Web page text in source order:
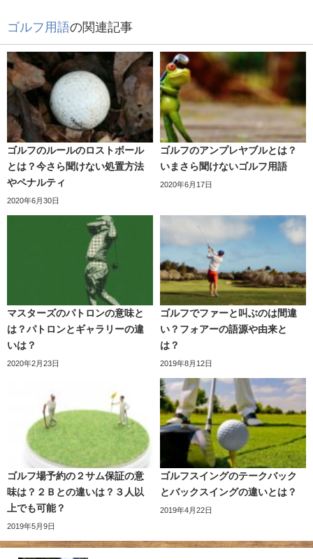
ゴルフ用語の関連記事
ゴルフのルールのロストボール
とは？今さら聞けない処置方法
やペナルティ
2020年6月30日
ゴルフのアンプレヤブルとは？
いまさら聞けないゴルフ用語
2020年6月17日
マスターズのパトロンの意味と
は？パトロンとギャラリーの違
いは？
2020年2月23日
ゴルフでファーと叫ぶのは間違
い？フォアーの語源や由来と
は？
2019年8月12日
ゴルフ場予約の２サム保証の意
味は？２Ｂとの違いは？３人以
上でも可能？
2019年5月9日
ゴルフスイングのテークバック
とバックスイングの違いとは？
2019年4月22日